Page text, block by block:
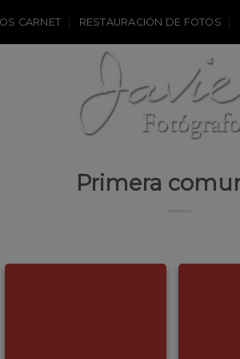
CARNET RESTAURACIÓN DE FOTOS
Primera